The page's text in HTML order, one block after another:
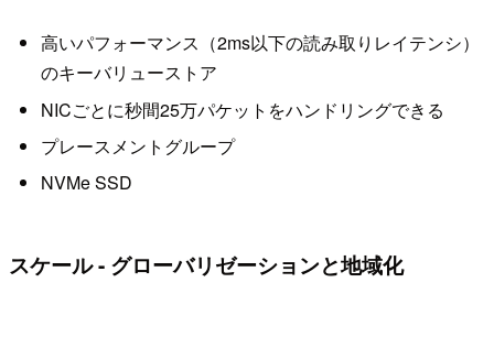
高いパフォーマンス（2ms以下の読み取りレイテンシ）
のキーバリューストア
NICごとに秒間25万パケットをハンドリングできる
プレースメントグループ
NVMe SSD
スケール - グローバリゼーションと地域化